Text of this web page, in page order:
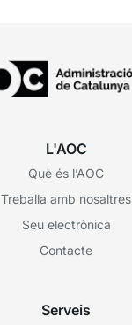
L'AOC
Què és l’AOC
Treballa amb nosaltres
Seu electrònica
Contacte
Serveis